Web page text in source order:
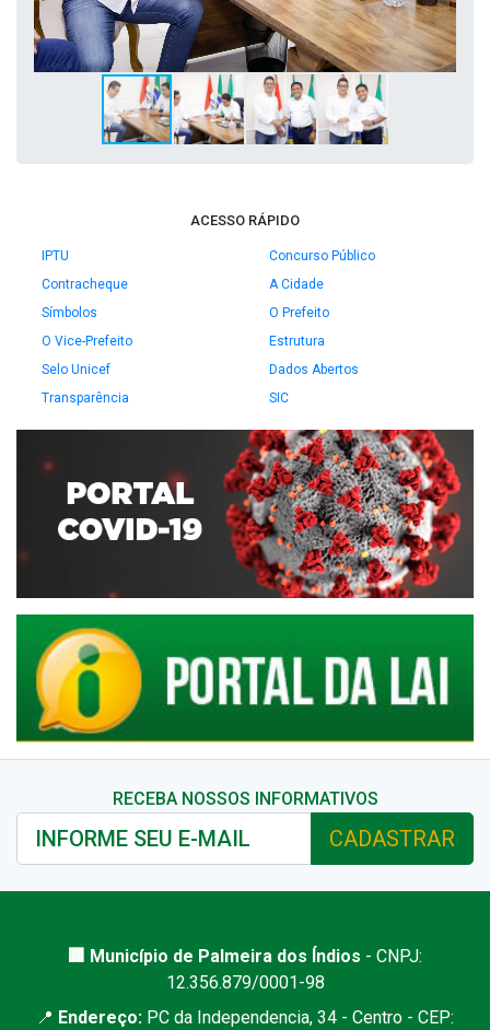
ACESSO RÁPIDO
IPTU
Concurso Público
Contracheque
A Cidade
Símbolos
O Prefeito
O Vice-Prefeito
Estrutura
Selo Unicef
Dados Abertos
Transparência
SIC
RECEBA NOSSOS INFORMATIVOS
CADASTRAR
🏢 Município de Palmeira dos Índios - CNPJ:
12.356.879/0001-98
📍 Endereço: PC da Independencia, 34 - Centro - CEP: